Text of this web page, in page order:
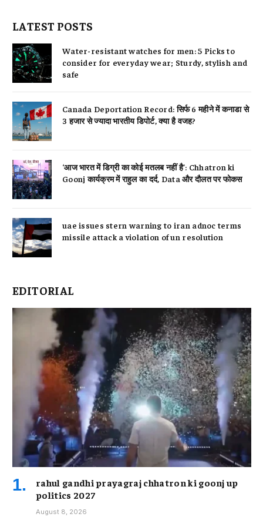
LATEST POSTS
Water-resistant watches for men: 5 Picks to
consider for everyday wear; Sturdy, stylish and
safe
Canada Deportation Record: सिर्फ 6 महीने में कनाडा से
3 हजार से ज्यादा भारतीय डिपोर्ट, क्या है वजह?
‘आज भारत में डिग्री का कोई मतलब नहीं है’: Chhatron ki
Goonj कार्यक्रम में राहुल का दर्द, Data और दौलत पर फोकस
uae issues stern warning to iran adnoc terms
missile attack a violation of un resolution
EDITORIAL
rahul gandhi prayagraj chhatron ki goonj up
politics 2027
August 8, 2026